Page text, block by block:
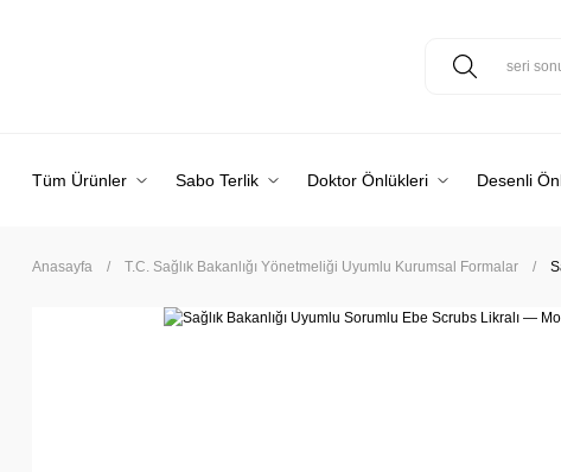
Tüm Ürünler Sabo Terlik Doktor Önlükleri Desenli
Anasayfa T.C. Sağlık Bakanlığı Yönetmeliği Uyumlu Kurumsal Formalar